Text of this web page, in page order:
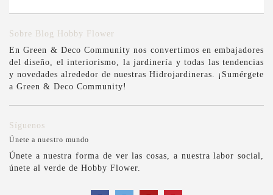
Sobre Blog Hobby Flower
En Green & Deco Community nos convertimos en embajadores
del diseño, el interiorismo, la jardinería y todas las tendencias
y novedades alrededor de nuestras Hidrojardineras. ¡Sumérgete
a Green & Deco Community!
Síguenos
Únete a nuestro mundo
Únete a nuestra forma de ver las cosas, a nuestra labor social,
únete al verde de Hobby Flower.